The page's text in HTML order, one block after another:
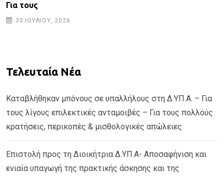
Για τους
30 ΙΟΥΛΊΟΥ, 2026
Τελευταία Νέα
Καταβλήθηκαν μπόνους σε υπαλλήλους στη Δ.ΥΠ.Α. – Για
τους λίγους επιλεκτικές ανταμοιβές – Για τους πολλούς
κρατήσεις, περικοπές & μισθολογικές απώλειες
Επιστολή προς τη Διοικήτρια Δ.ΥΠ.Α- Αποσαφήνιση και
ενιαία υπαγωγή της πρακτικής άσκησης και της